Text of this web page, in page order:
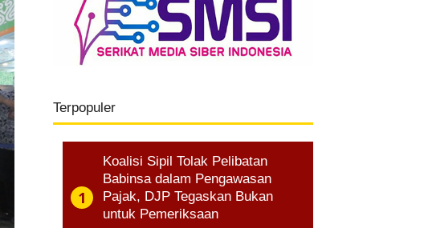
Terpopuler
Koalisi Sipil Tolak Pelibatan
Babinsa dalam Pengawasan
Pajak, DJP Tegaskan Bukan
untuk Pemeriksaan